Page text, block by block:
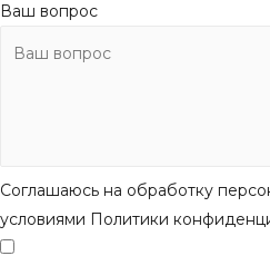
Ваш вопрос
Соглашаюсь на обработку
условиями Политики